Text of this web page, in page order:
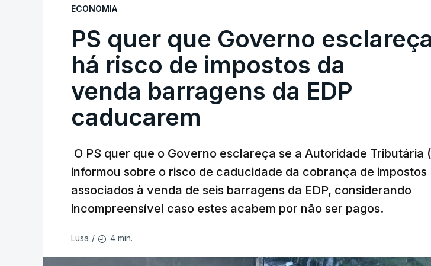
ECONOMIA
PS quer que Governo
há risco de impostos da
venda barragens da EDP
caducarem
O PS quer que o Governo esclareça se a Autoridade Tributária
informou sobre o risco de caducidade da cobrança de impostos
associados à venda de seis barragens da EDP, considerando
incompreensível caso estes acabem por não ser pagos.
Lusa / 4 min.